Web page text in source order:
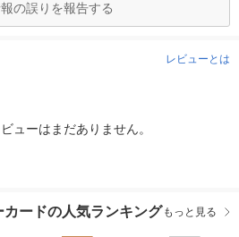
の誤りを報告する
レビューとは
ューはまだありません。
ードの人気ランキング もっと見る